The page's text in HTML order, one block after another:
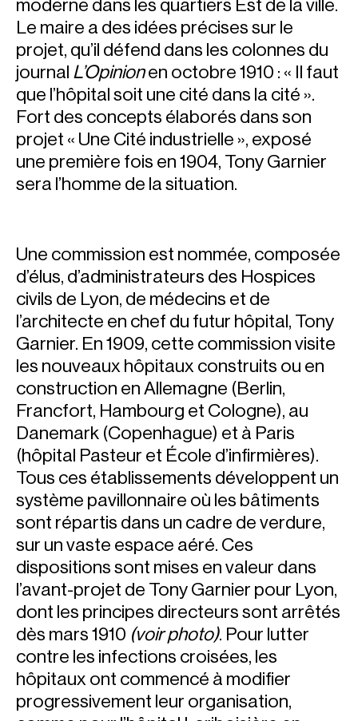
moderne dans les quartiers Est de la ville.
Le maire a des idées précises sur le
projet, qu’il défend dans les colonnes du
journal L’Opinionen octobre 1910 : « Il faut
que l’hôpital soit une cité dans la cité ».
Fort des concepts élaborés dans son
projet « Une Cité industrielle », exposé
une première fois en 1904, Tony Garnier
sera l’homme de la situation.
Une commission est nommée, composée
d’élus, d’administrateurs des Hospices
civils de Lyon, de médecins et de
l’architecte en chef du futur hôpital, Tony
Garnier. En 1909, cette commission visite
les nouveaux hôpitaux construits ou en
construction en Allemagne (Berlin,
Francfort, Hambourg et Cologne), au
Danemark (Copenhague) et à Paris
(hôpital Pasteur et École d’infirmières).
Tous ces établissements développent un
système pavillonnaire où les bâtiments
sont répartis dans un cadre de verdure,
sur un vaste espace aéré. Ces
dispositions sont mises en valeur dans
l’avant-projet de Tony Garnier pour Lyon,
dont les principes directeurs sont arrêtés
dès mars 1910 (voir photo). Pour lutter
contre les infections croisées, les
hôpitaux ont commencé à modifier
progressivement leur organisation,